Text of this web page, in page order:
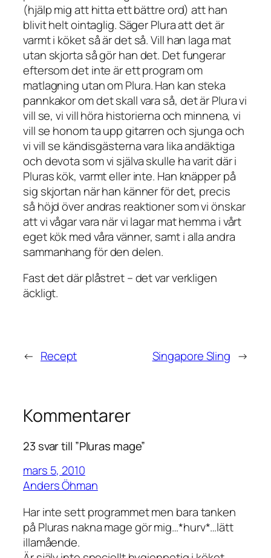
(hjälp mig att hitta ett bättre ord) att han
blivit helt ointaglig. Säger Plura att det är
varmt i köket så är det så. Vill han laga mat
utan skjorta så gör han det. Det fungerar
eftersom det inte är ett program om
matlagning utan om Plura. Han kan steka
pannkakor om det skall vara så, det är Plura vi
vill se, vi vill höra historierna och minnena, vi
vill se honom ta upp gitarren och sjunga och
vi vill se kändisgästerna vara lika andäktiga
och devota som vi själva skulle ha varit där i
Pluras kök, varmt eller inte. Han knäpper på
sig skjortan när han känner för det, precis
så höjd över andras reaktioner som vi önskar
att vi vågar vara när vi lagar mat hemma i vårt
eget kök med våra vänner, samt i alla andra
sammanhang för den delen.
Fast det där plåstret – det var verkligen
äckligt.
← Recept Singapore Sling →
Kommentarer
23 svar till ”Pluras mage”
mars 5, 2010
Anders Öhman
Har inte sett programmet men bara tanken
på Pluras nakna mage gör mig…*hurv*…lätt
illamående.